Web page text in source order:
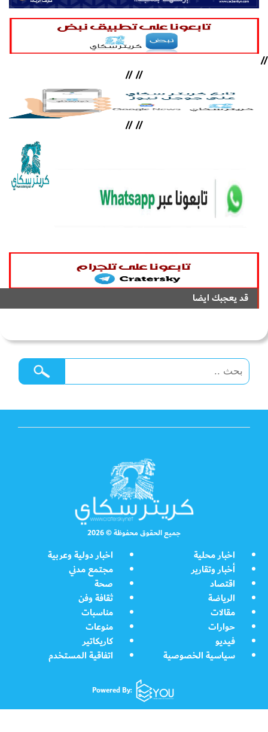
//
//
//
//
//
قد يعجبك ايضا
جميع الحقوق محفوظة © 2026
اخبار محلية
اخبار دولية وعربية
أخبار وتقارير
مجتمع مدني
اقتصاد
صحة
الرياضة
ثقافة وفن
مقالات
مناسبات
حوارات
منوعات
فيديو
كاريكاتير
سياسية الخصوصية
اتفاقية المستخدم
Powered By: